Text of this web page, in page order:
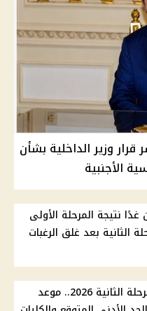
قرار وزير الداخلية بشأن
غدًا نتيجة المرحلة الأولى
الثانية بعد غلق الرغبات
مؤشرات تنسيق المرحلة الثانية 2026.. موعد